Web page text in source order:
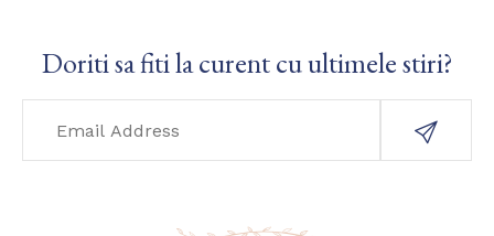
Doriti sa fiti la curent cu ultimele stiri?